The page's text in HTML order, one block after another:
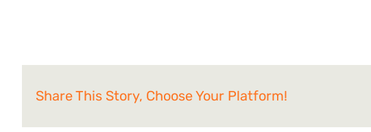
Share This Story, Choose Your Platform!